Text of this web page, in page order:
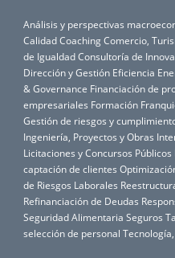
Análisis y perspectivas
CalidadCoachingComercio,
de IgualdadConsultoría de
Dirección y Gestión Eficiencia
& Governance Financiación de
empresariales Formación
Gestión de riesgos y
Ingeniería, Proyectos y Obras
Licitaciones y Concursos Públicos
captación de clientes
de Riesgos Laborales
Refinanciación de Deudas
Seguridad Alimentaria Seguros
selección de personal